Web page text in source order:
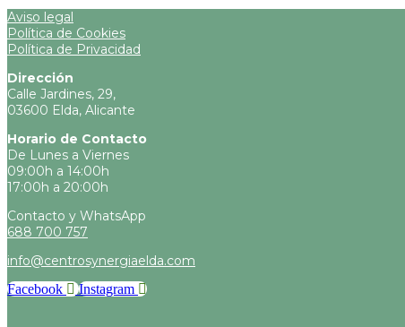
Aviso legal
Política de Cookies
Política de Privacidad
Dirección
Calle Jardines, 29,
03600 Elda, Alicante
Horario de Contacto
De Lunes a Viernes
09:00h a 14:00h
17:00h a 20:00h
Contacto y WhatsApp
688 700 757
info@centrosynergiaelda.com
Facebook Instagram